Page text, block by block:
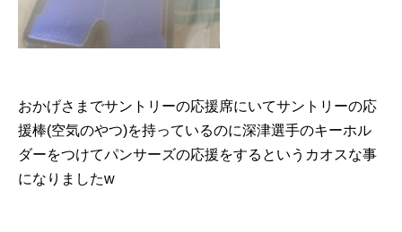
おかげさまでサントリーの応援席にいてサントリーの応
援棒(空気のやつ)を持っているのに深津選手のキーホル
ダーをつけてパンサーズの応援をするというカオスな事
になりましたw